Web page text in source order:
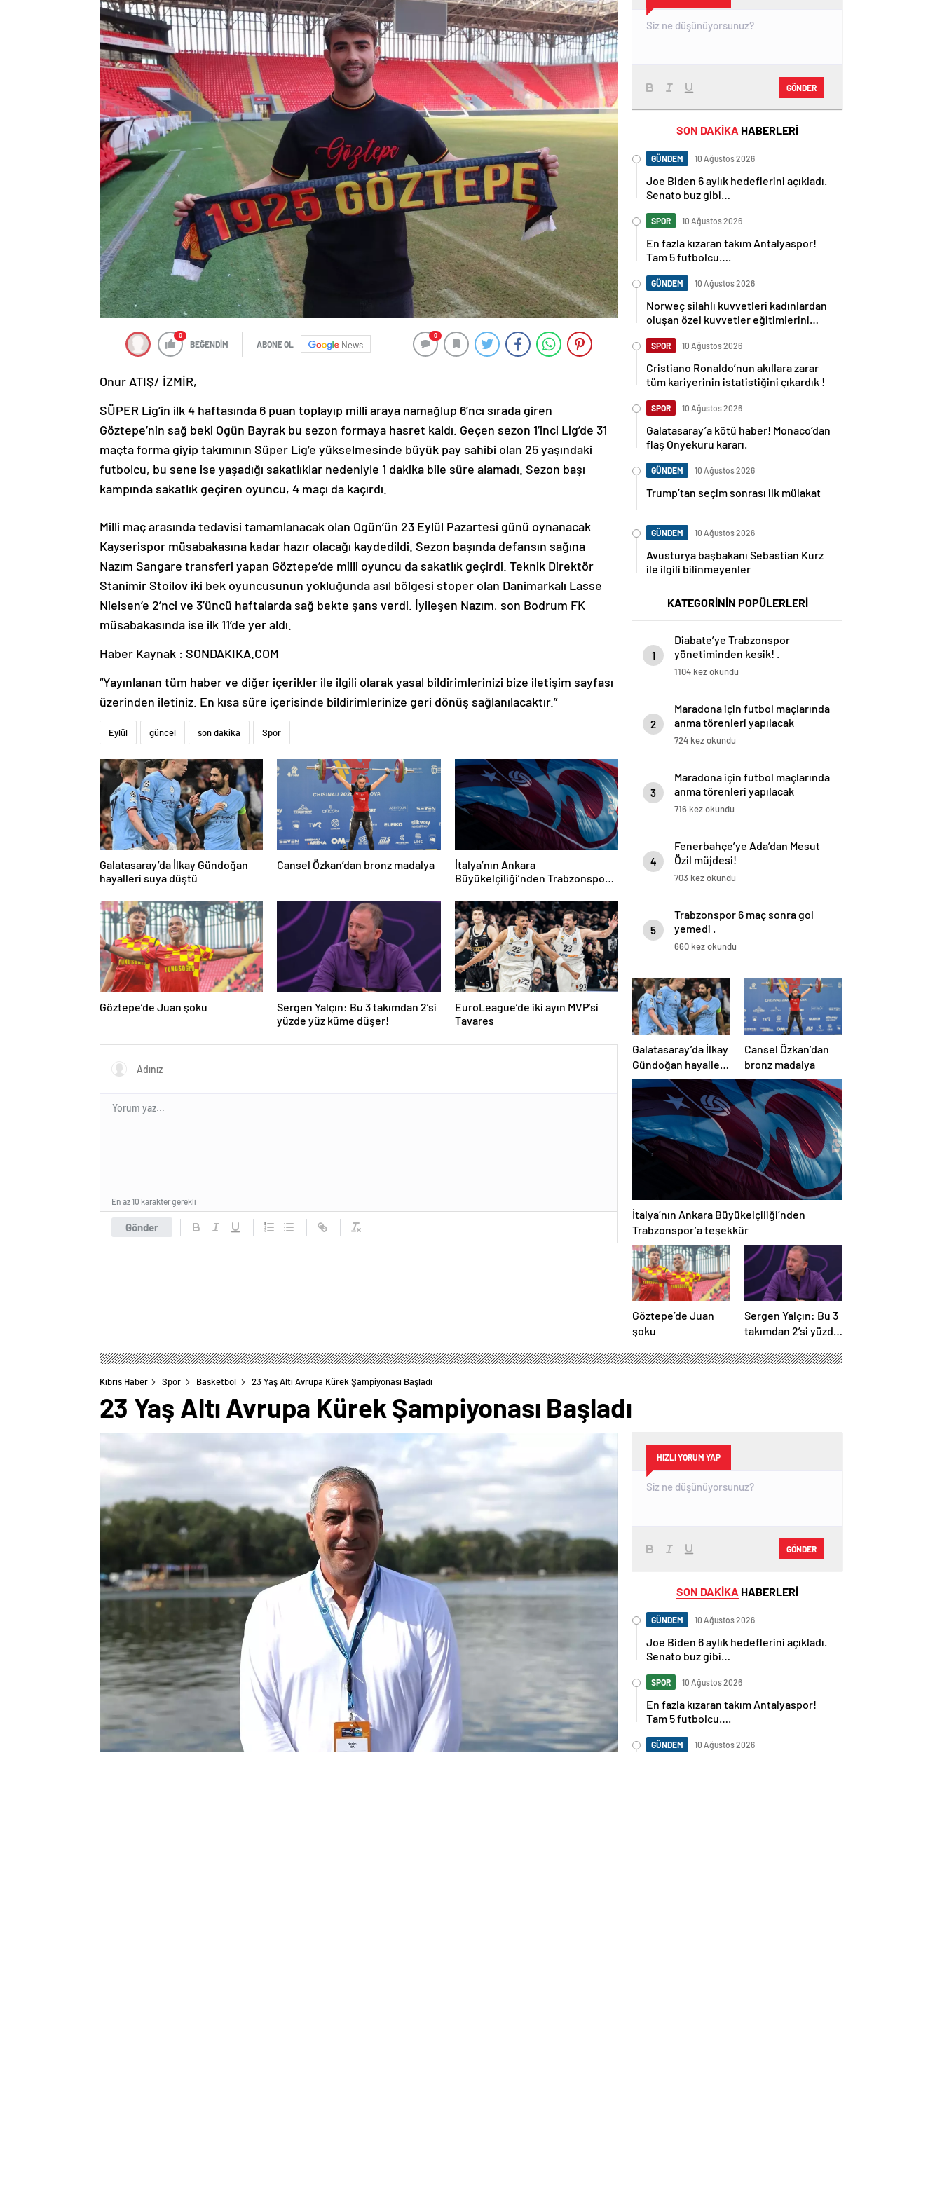
0
BEĞENDİM ABONE OL News
0
Onur ATIŞ/ İZMİR,
SÜPER Lig’in ilk 4 haftasında 6 puan toplayıp milli araya namağlup 6’ncı sırada giren
Göztepe’nin sağ beki Ogün Bayrak bu sezon formaya hasret kaldı. Geçen sezon 1’inci Lig’de 31
maçta forma giyip takımının Süper Lig’e yükselmesinde büyük pay sahibi olan 25 yaşındaki
futbolcu, bu sene ise yaşadığı sakatlıklar nedeniyle 1 dakika bile süre alamadı. Sezon başı
kampında sakatlık geçiren oyuncu, 4 maçı da kaçırdı.
Milli maç arasında tedavisi tamamlanacak olan Ogün’ün 23 Eylül Pazartesi günü oynanacak
Kayserispor müsabakasına kadar hazır olacağı kaydedildi. Sezon başında defansın sağına
Nazım Sangare transferi yapan Göztepe’de milli oyuncu da sakatlık geçirdi. Teknik Direktör
Stanimir Stoilov iki bek oyuncusunun yokluğunda asıl bölgesi stoper olan Danimarkalı Lasse
Nielsen’e 2’nci ve 3’üncü haftalarda sağ bekte şans verdi. İyileşen Nazım, son Bodrum FK
müsabakasında ise ilk 11’de yer aldı.
Haber Kaynak : SONDAKIKA.COM
“Yayınlanan tüm haber ve diğer içerikler ile ilgili olarak yasal bildirimlerinizi bize iletişim sayfası
üzerinden iletiniz. En kısa süre içerisinde bildirimlerinize geri dönüş sağlanılacaktır.”
Eylül güncel son dakika Spor
Galatasaray’da İlkay Gündoğan
hayalleri suya düştü
Cansel Özkan’dan bronz madalya
İtalya’nın Ankara
Büyükelçiliği’nden Trabzonspor’a
Göztepe’de Juan şoku
Sergen Yalçın: Bu 3 takımdan 2’si
yüzde yüz küme düşer!
EuroLeague’de iki ayın MVP’si
Tavares
Gönder
En az 10 karakter gerekli
GÖNDER
SON DAKİKA HABERLERİ
GÜNDEM 10 Ağustos 2026
Joe Biden 6 aylık hedeflerini açıkladı.
Senato buz gibi…
SPOR 10 Ağustos 2026
En fazla kızaran takım Antalyaspor!
Tam 5 futbolcu….
GÜNDEM 10 Ağustos 2026
Norweç silahlı kuvvetleri kadınlardan
oluşan özel kuvvetler eğitimlerini
SPOR 10 Ağustos 2026
Cristiano Ronaldo’nun akıllara zarar
tüm kariyerinin istatistiğini çıkardık !
SPOR 10 Ağustos 2026
Galatasaray’a kötü haber! Monaco’dan
flaş Onyekuru kararı.
GÜNDEM 10 Ağustos 2026
Trump’tan seçim sonrası ilk mülakat
GÜNDEM 10 Ağustos 2026
Avusturya başbakanı Sebastian Kurz
ile ilgili bilinmeyenler
KATEGORİNİN POPÜLERLERİ
1
Diabate’ye Trabzonspor
yönetiminden kesik! .
1104 kez okundu
2
Maradona için futbol maçlarında
anma törenleri yapılacak
724 kez okundu
3
Maradona için futbol maçlarında
anma törenleri yapılacak
716 kez okundu
4
Fenerbahçe’ye Ada’dan Mesut
Özil müjdesi!
703 kez okundu
5
Trabzonspor 6 maç sonra gol
yemedi .
660 kez okundu
Galatasaray’da İlkay
Gündoğan hayalleri
suya düştü
Cansel Özkan’dan
bronz madalya
İtalya’nın Ankara Büyükelçiliği’nden
Trabzonspor’a teşekkür
Göztepe’de Juan
şoku
Sergen Yalçın: Bu 3
takımdan 2’si yüzde
Kıbrıs Haber Spor Basketbol 23 Yaş Altı Avrupa Kürek Şampiyonası Başladı
23 Yaş Altı Avrupa Kürek Şampiyonası Başladı
HIZLI YORUM YAP
GÖNDER
SON DAKİKA HABERLERİ
GÜNDEM 10 Ağustos 2026
Joe Biden 6 aylık hedeflerini açıkladı.
Senato buz gibi…
SPOR 10 Ağustos 2026
En fazla kızaran takım Antalyaspor!
Tam 5 futbolcu….
GÜNDEM 10 Ağustos 2026